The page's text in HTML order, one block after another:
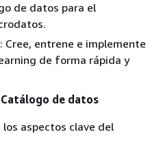
de datos para el
Cree, entrene e implemente
de forma rápida y
de datos
aspectos clave del